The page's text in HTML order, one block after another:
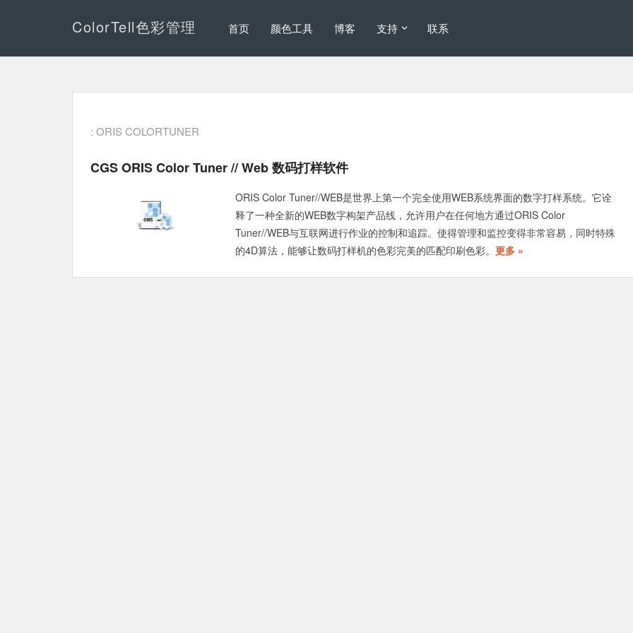
ColorTell色彩管理 首页 颜色工具 博客 支持 联系
: ORIS COLORTUNER
CGS ORIS Color Tuner // Web 数码打样软件
ORIS Color Tuner//WEB是世界上第一个完全使用WEB系统界面的数字打样系统。它诠
释了一种全新的WEB数字构架产品线，允许用户在任何地方通过ORIS Color
Tuner//WEB与互联网进行作业的控制和追踪。使得管理和监控变得非常容易，同时特殊
的4D算法，能够让数码打样机的色彩完美的匹配印刷色彩。 更多 »